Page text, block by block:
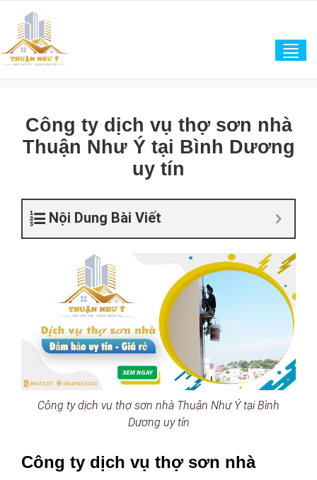
Công ty dịch vụ thợ sơn nhà
Thuận Như Ý tại Bình Dương
uy tín
Nội Dung Bài Viết
Công ty dịch vụ thợ sơn nhà Thuận Như Ý tại Bình
Dương uy tín
Công ty dịch vụ thợ sơn nhà